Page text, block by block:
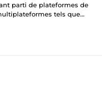
parti de plateformes de
tels que
basées sur les
par des informations
du commerce électronique,
des parties